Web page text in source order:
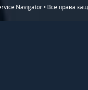
Navigator • Все права